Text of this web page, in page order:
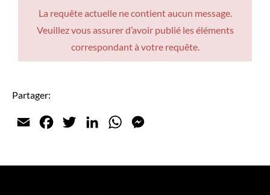
La requête actuelle ne contient aucun message.
Veuillez vous assurer d’avoir publié les éléments
correspondant à votre requête.
Partager:
Email Facebook
Twitter LinkedInWhatsApp